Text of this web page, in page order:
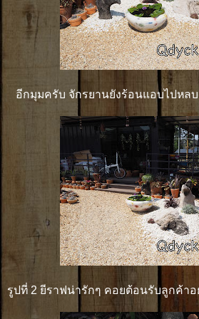
อีกมุมครับ จักรยานยังร้อนแอบไปหลบ
รูปที่ 2 ยีราฟน่ารักๆ คอยต้อนรับลูกค้า